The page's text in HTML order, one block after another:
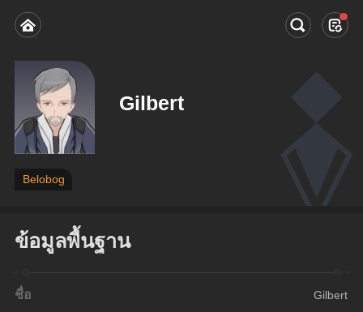
Gilbert
Belobog
ข้อมูลพื้นฐาน
ชื่อ Gilbert